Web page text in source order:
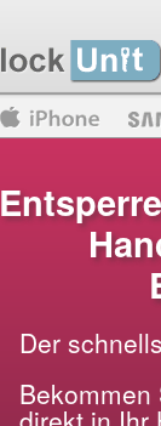
Blackberry
Der